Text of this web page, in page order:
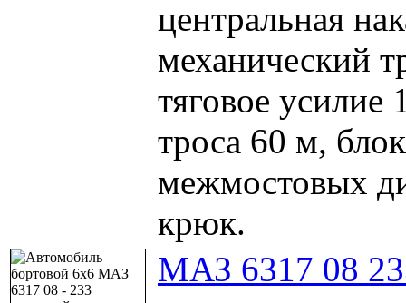
центральная
механический
тяговое усилие
троса 60 м,
межмостовых
крюк.
МАЗ 6317 08